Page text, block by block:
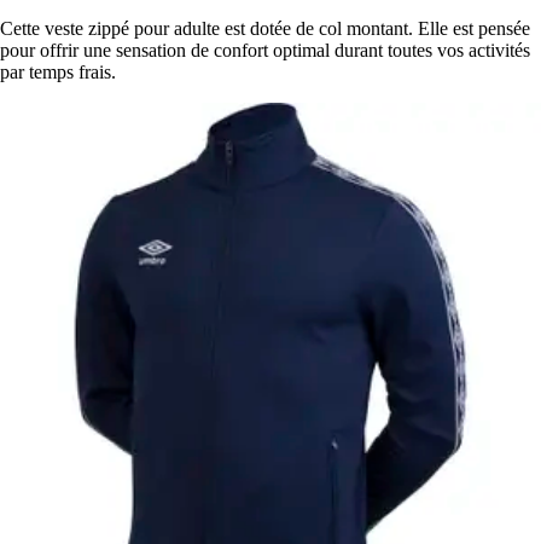
Cette veste zippé pour adulte est dotée de col montant. Elle est pensée
pour offrir une sensation de confort optimal durant toutes vos activités
par temps frais.